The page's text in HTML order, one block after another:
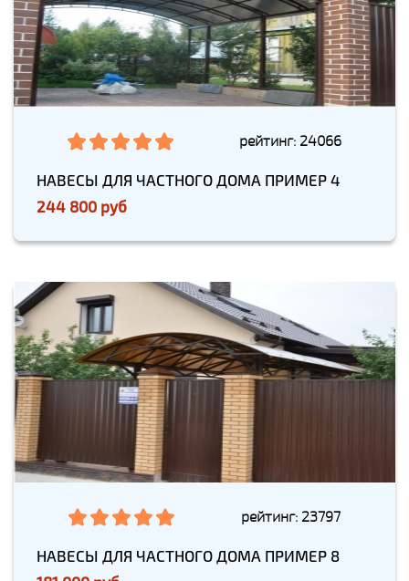
рейтинг: 24066
НАВЕСЫ ДЛЯ ЧАСТНОГО ДОМА ПРИМЕР 4
244 800 руб
рейтинг: 23797
НАВЕСЫ ДЛЯ ЧАСТНОГО ДОМА ПРИМЕР 8